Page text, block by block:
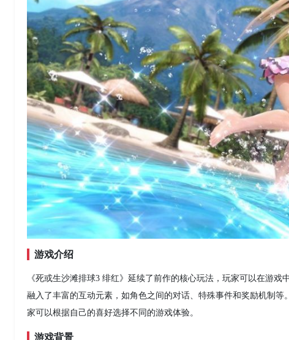
游戏介绍
《死或生沙滩排球3 绯红》延续了前作的核心玩法，玩家可以在游
融入了丰富的互动元素，如角色之间的对话、特殊事件和奖励机制
家可以根据自己的喜好选择不同的游戏体验。
游戏背景